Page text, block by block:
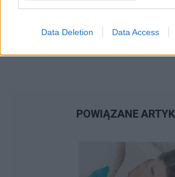
Data Deletion Data Access
POWIĄZANE